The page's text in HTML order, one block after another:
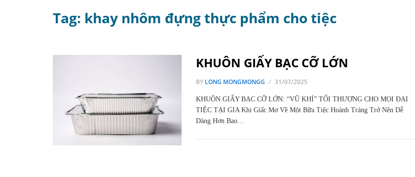
Tag: khay nhôm đựng thực phẩm cho tiệc
KHUÔN GIẤY BẠC CỠ LỚN
BY LONG MONGMONGG 31/07/2025
KHUÔN GIẤY BẠC CỠ LỚN: “VŨ KHÍ” TỐI THƯỢNG CHO MỌI ĐẠI
TIỆC TẠI GIA Khi Giấc Mơ Về Một Bữa Tiệc Hoành Tráng Trở Nên Dễ
Dàng Hơn Bao…